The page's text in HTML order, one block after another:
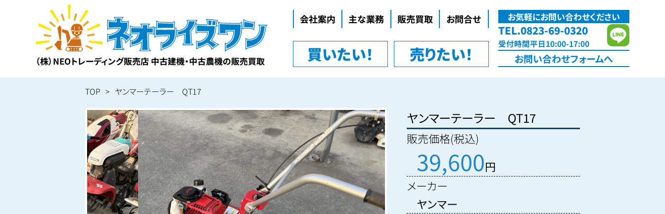
（株）NEOトレーディング販売店 中古建機・中古農機の販売買取
会社案内
企業理念
会社概要
主な業務 販売買取 お問合せ
買いたい！ 売りたい！
お気軽にお問い合わせください
TEL.0823-69-0320
受付時間平日10:00-17:00
お問い合わせフォームへ
TOP ヤンマーテーラー QT17
ヤンマーテーラー QT17
販売価格(税込)
39,600円
メーカー
ヤンマー